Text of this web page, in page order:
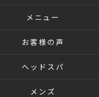
メニュー
お客様の声
ヘッドスパ
メンズ